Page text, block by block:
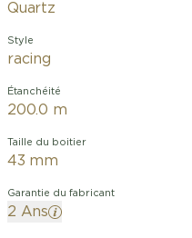
Quartz
Style
racing
Étanchéité
200.0 m
Taille du boitier
43 mm
Garantie du fabricant
2 Ans